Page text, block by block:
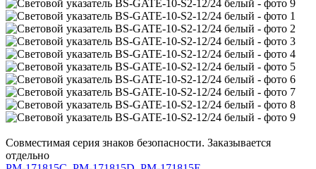
Совместимая серия знаков безопасности. Заказывается
отдельно